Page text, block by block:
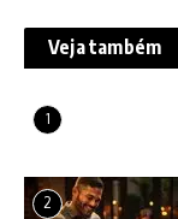
Veja também
1
2